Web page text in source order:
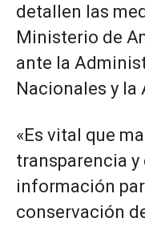
detallen las
Ministerio de
ante la
Nacionales y la
«Es vital que
transparencia y
información
conservación